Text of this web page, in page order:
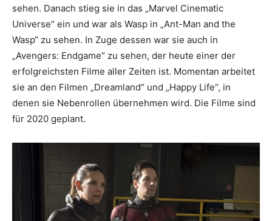
sehen. Danach stieg sie in das „Marvel Cinematic
Universe“ ein und war als Wasp in „Ant-Man and the
Wasp“ zu sehen. In Zuge dessen war sie auch in
„Avengers: Endgame“ zu sehen, der heute einer der
erfolgreichsten Filme aller Zeiten ist. Momentan arbeitet
sie an den Filmen „Dreamland“ und „Happy Life“, in
denen sie Nebenrollen übernehmen wird. Die Filme sind
für 2020 geplant.